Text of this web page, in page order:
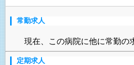
常勤求人
現在、この病院に他に常勤の
定期求人